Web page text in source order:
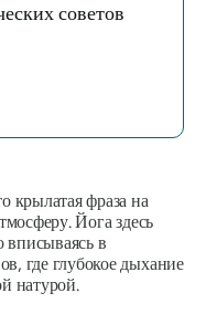
советов
крылатая фраза на
Йога здесь
вписываясь в
где глубокое дыхание
натурой.